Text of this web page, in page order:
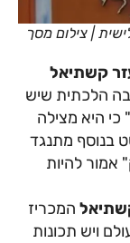
קשתיאל
הלכתית שיש
היא מצילה
בנוסף מתנגד
אמור להיות
המכריז
ויש תכונות